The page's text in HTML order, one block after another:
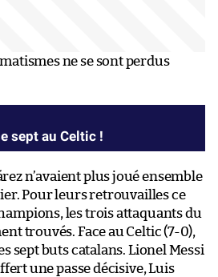
ne se sont perdus
sept au Celtic !
n’avaient plus joué ensemble
Pour leurs retrouvailles ce
les trois attaquants du
trouvés. Face au Celtic (7-0),
sept buts catalans. Lionel Messi
une passe décisive, Luis